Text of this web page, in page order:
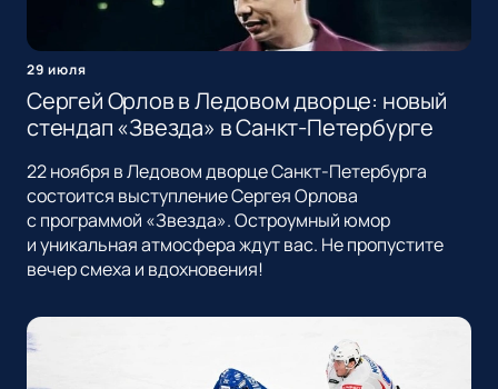
29 июля
Сергей Орлов в Ледовом дворце: новый
стендап «Звезда» в Санкт-Петербурге
22 ноября в Ледовом дворце Санкт-Петербурга
состоится выступление Сергея Орлова
с программой «Звезда». Остроумный юмор
и уникальная атмосфера ждут вас. Не пропустите
вечер смеха и вдохновения!